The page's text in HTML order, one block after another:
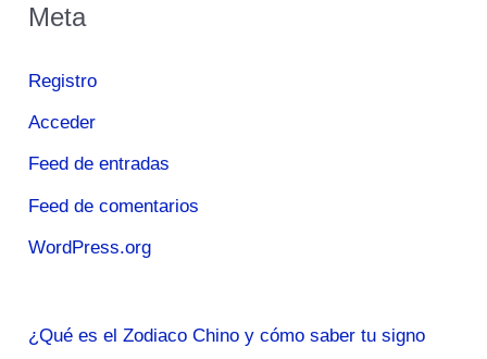
Meta
Registro
Acceder
Feed de entradas
Feed de comentarios
WordPress.org
¿Qué es el Zodiaco Chino y cómo saber tu signo